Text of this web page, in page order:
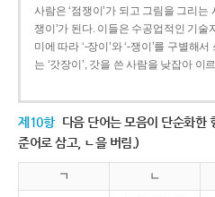
사람은 ‘점쟁이’가 되고 그림을 그리
쟁이’가 된다. 이들은 수공업적인 기술
미에 따라 ‘-장이’와 ‘-쟁이’를 구별해
는 ‘갓장이’, 갓을 쓴 사람을 낮잡아 이
제10항 다음 단어는 모음이 단순화한
준어로 삼고, ㄴ을 버림.)
ㄱ ㄴ